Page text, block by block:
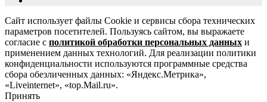
Сайт использует файлы Cookie и сервисы сбора технических
параметров посетителей. Пользуясь сайтом, вы выражаете
согласие с политикой обработки персональных данных и
применением данных технологий. Для реализации политики
конфиденциальности используются программные средства
сбора обезличенных данных: «Яндекс.Метрика»,
«Liveinternet», «top.Mail.ru».
Принять